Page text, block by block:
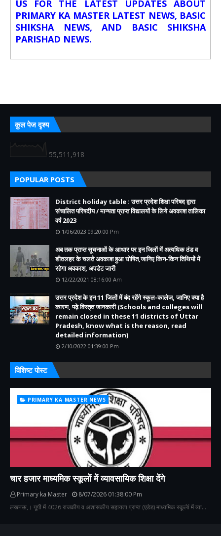
US FOR THE LATEST UPDATES ABOUT
PRIMARY KA MASTER LATEST NEWS, BASIC
SHIKSHA NEWS, AND BASIC SHIKSHA
PARISHAD NEWS.
कुल पेज दृश्य
55,511,918
POPULAR POSTS
District holiday table : उत्तर प्रदेश शिक्षा परिषद द्वारा
संचालित परिषदीय / मान्यता प्राप्त विद्यालयों के लिये अवकाश तालिका
वर्ष 2023
1/06/2023 09:20:00 Pm
अब तक प्राप्त सूचनाओं के आधार पर इन जिलों में अत्यधिक ठंड व
शीतलहर के चलते अवकाश हुआ घोषित,जानिए किन-किन तिथियों में
रहेगा अवकाश, अपडेट जारी
12/22/2021 08:16:00 Am
उत्तर प्रदेश के इन 11 जिलों में बंद रहेंगे स्कूल-कालेज, जानिए क्या है
कारण, पढ़े विस्तृत जानकारी (Schools and colleges will
remain closed in these 11 districts of Uttar
Pradesh, know what is the reason, read
detailed information)
2/10/2022 01:39:00 Pm
विशिष्ट पोस्ट
PRIMARY KA MASTER NEWS
चार हजार माध्यमिक स्कूलों में व्यावसायिक शिक्षा देंगे
Primary ka Master
8/07/2026 01:38:00 Pm
लखनऊ,। यूपी में 4026 राजकीय व अशासकीय सहायता प्राप्त (एडेड) माध्यमिक स्कूलेां में व्या…